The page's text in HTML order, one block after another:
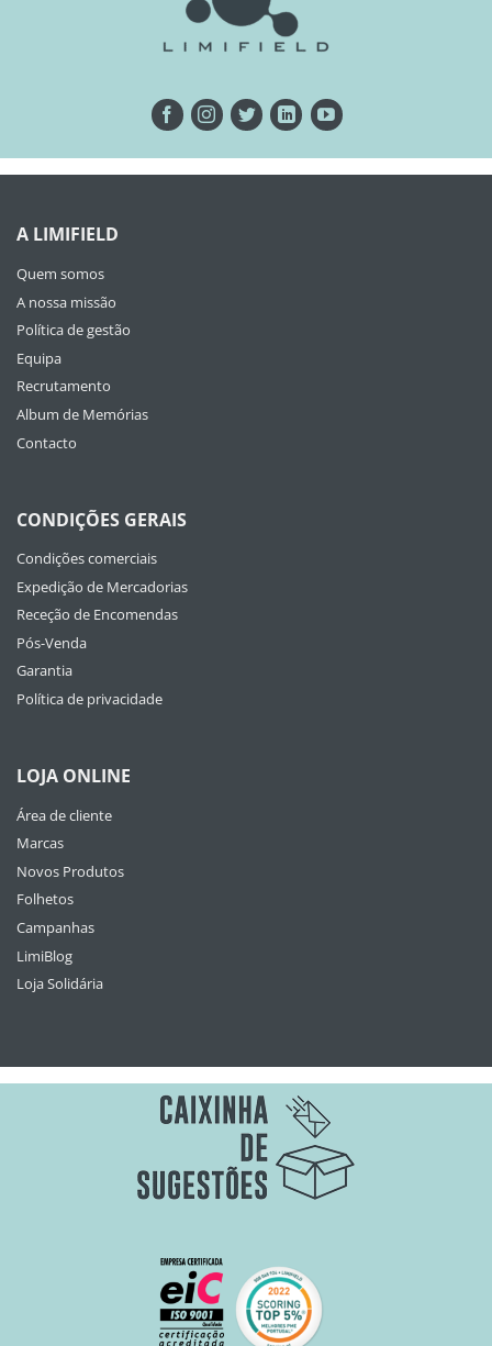
A LIMIFIELD
Quem somos
A nossa missão
Política de gestão
Equipa
Recrutamento
Album de Memórias
Contacto
CONDIÇÕES GERAIS
Condições comerciais
Expedição de Mercadorias
Receção de Encomendas
Pós-Venda
Garantia
Política de privacidade
LOJA ONLINE
Área de cliente
Marcas
Novos Produtos
Folhetos
Campanhas
LimiBlog
Loja Solidária